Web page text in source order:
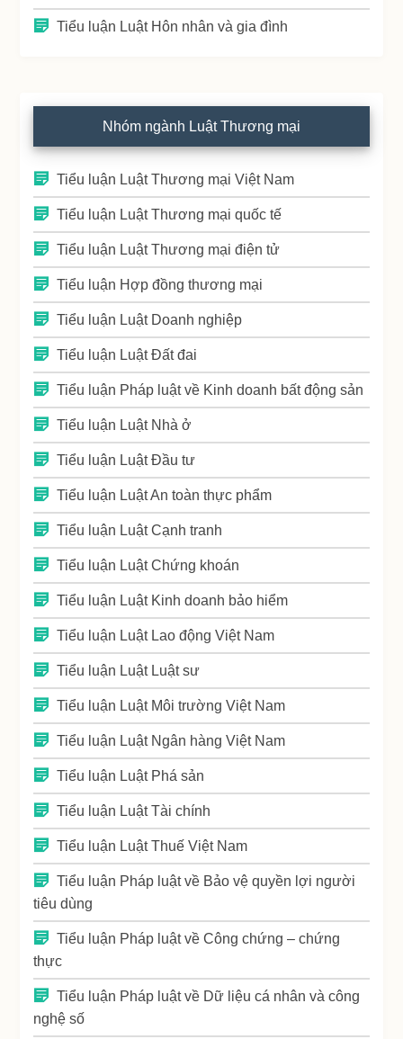
Tiểu luận Luật Hôn nhân và gia đình
Nhóm ngành Luật Thương mại
Tiểu luận Luật Thương mại Việt Nam
Tiểu luận Luật Thương mại quốc tế
Tiểu luận Luật Thương mại điện tử
Tiểu luận Hợp đồng thương mại
Tiểu luận Luật Doanh nghiệp
Tiểu luận Luật Đất đai
Tiểu luận Pháp luật về Kinh doanh bất động sản
Tiểu luận Luật Nhà ở
Tiểu luận Luật Đầu tư
Tiểu luận Luật An toàn thực phẩm
Tiểu luận Luật Cạnh tranh
Tiểu luận Luật Chứng khoán
Tiểu luận Luật Kinh doanh bảo hiểm
Tiểu luận Luật Lao động Việt Nam
Tiểu luận Luật Luật sư
Tiểu luận Luật Môi trường Việt Nam
Tiểu luận Luật Ngân hàng Việt Nam
Tiểu luận Luật Phá sản
Tiểu luận Luật Tài chính
Tiểu luận Luật Thuế Việt Nam
Tiểu luận Pháp luật về Bảo vệ quyền lợi người
tiêu dùng
Tiểu luận Pháp luật về Công chứng – chứng
thực
Tiểu luận Pháp luật về Dữ liệu cá nhân và công
nghệ số